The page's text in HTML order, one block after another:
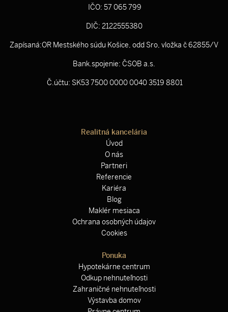
IČO: 57 065 799
DIČ: 2122555380
Zapísaná:OR Mestského súdu Košice, odd Sro, vložka č 62855/V
Bank.spojenie: ČSOB a.s.
Č.účtu: SK53 7500 0000 0040 3519 8801
Realitná kancelária
Úvod
O nás
Partneri
Referencie
Kariéra
Blog
Maklér mesiaca
Ochrana osobných údajov
Cookies
Ponuka
Hypotekárne centrum
Odkup nehnuteľnosti
Zahraničné nehnuteľnosti
Výstavba domov